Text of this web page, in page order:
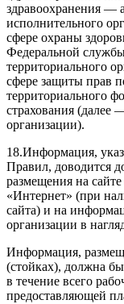
здравоохранения —
исполнительного
сфере охраны
Федеральной
территориального
сфере защиты прав
территориального
страхования (далее
организации).
18.Информация,
Правил, доводится
размещения на
«Интернет» (при
сайта) и на
организации в
Информация,
(стойках), должна
в течение всего
предоставляющей